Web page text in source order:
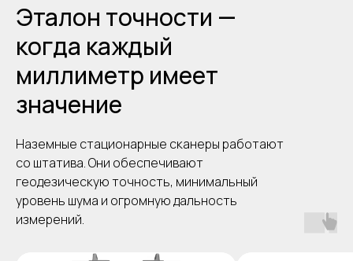
Эталон точности —
когда каждый
миллиметр имеет
значение
Наземные стационарные сканеры работают
со штатива. Они обеспечивают
геодезическую точность, минимальный
уровень шума и огромную дальность
измерений.